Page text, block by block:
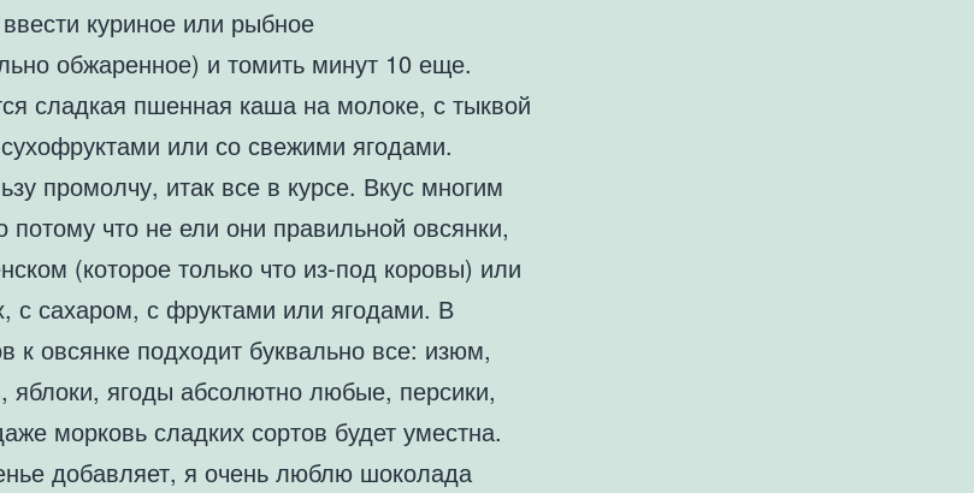
куриное или рыбное
обжаренное) и томить минут 10 еще.
сладкая пшенная каша на молоке, с тыквой
или со свежими ягодами.
промолчу, итак все в курсе. Вкус многим
что не ели они правильной овсянки,
(которое только что из-под коровы) или
с сахаром, с фруктами или ягодами. В
к овсянке подходит буквально все: изюм,
яблоки, ягоды абсолютно любые, персики,
морковь сладких сортов будет уместна.
добавляет, я очень люблю шоколада